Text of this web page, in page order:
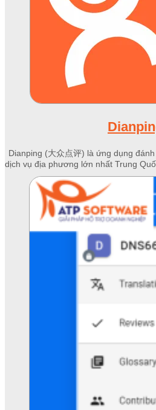
Dianping (大众点评) là ứng dụng
dịch vụ địa phương lớn nhất Trung